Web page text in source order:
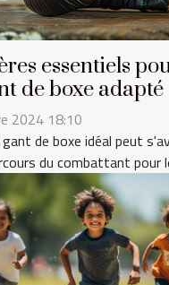
essentiels
de boxe adapté
2024 18:10
de boxe idéal peut
du combattant pour